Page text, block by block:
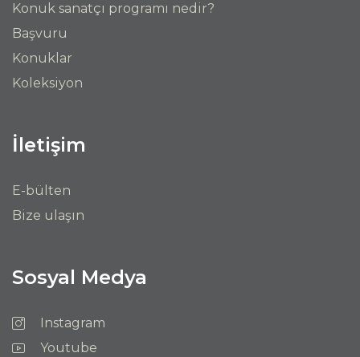
Konuk sanatçı programı nedir?
Başvuru
Konuklar
Koleksiyon
İletişim
E-bülten
Bize ulaşın
Sosyal Medya
Instagram
Youtube